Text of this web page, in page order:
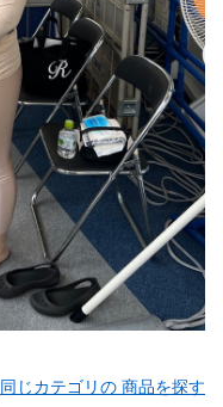
同じカテゴリの 商品を探す